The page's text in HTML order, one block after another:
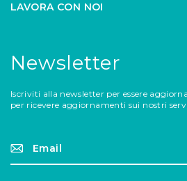
LAVORA CON NOI
Newsletter
Iscriviti alla newsletter per essere
per ricevere aggiornamenti sui nostri